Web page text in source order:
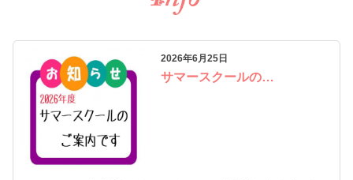
2026年6月25日
サマースクールの…